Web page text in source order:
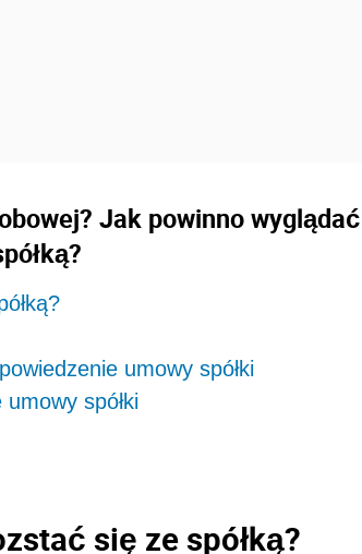
Jak powinno wyglądać
umowy spółki
spółki
się ze spółką?